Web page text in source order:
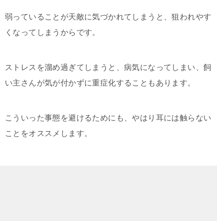
弱っていることが天敵に気づかれてしまうと、狙われやす
くなってしまうからです。
ストレスを溜め過ぎてしまうと、病気になってしまい、飼
い主さんが気が付かずに重症化することもあります。
こういった事態を避けるためにも、やはり耳には触らない
ことをオススメします。